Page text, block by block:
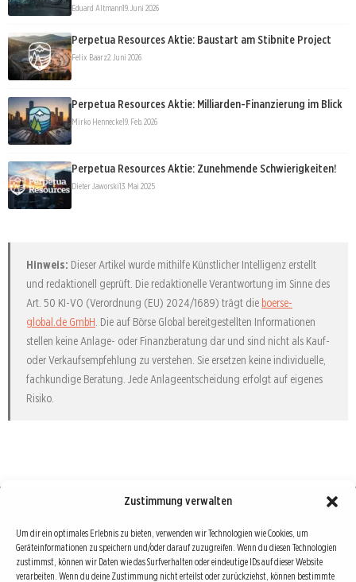
Zustimmung verwalten
Um dir ein optimales Erlebnis zu bieten, verwenden wir Technologien wie Cookies, um
Geräteinformationen zu speichern und/oder darauf zuzugreifen. Wenn du diesen Technologien
zustimmst, können wir Daten wie das Surfverhalten oder eindeutige IDs auf dieser Website
verarbeiten. Wenn du deine Zustimmung nicht erteilst oder zurückziehst, können bestimmte
Eduard Altmann19. Juni 2026
Perpetua Resources Aktie: Baustart am Stibnite Project
Felix Baarz2. Juni 2026
Perpetua Resources Aktie: Milliarden-Finanzierung im Blick
Mirko Hennecke19. Feb. 2026
Perpetua Resources Aktie: Zunehmende Schwierigkeiten!
Dieter Jaworski13. Mai 2025
Hinweis: Dieser Artikel wurde mithilfe Künstlicher Intelligenz erstellt
und redaktionell geprüft. Die redaktionelle Verantwortung im Sinne des
Art. 50 KI-VO (Verordnung (EU) 2024/1689) trägt die boerse-
global.de GmbH . Die auf Börse Global bereitgestellten Informationen
stellen keine Anlage- oder Finanzberatung dar und sind nicht als Kauf-
oder Verkaufsempfehlung zu verstehen. Sie ersetzen keine individuelle,
fachkundige Beratung. Jede Anlageentscheidung erfolgt auf eigenes
Risiko.
Börse : lokal, international, global
Erfolgreiche Börsengeschäfte bedingen vor allem drei Dinge: Verlässliche Informationen,
richtige Interpretationen und unabhängige Informationsquellen. Diese drei Bausteine sind